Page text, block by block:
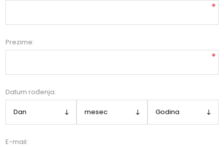
*
Prezime:
*
Datum rođenja:
E-mail: